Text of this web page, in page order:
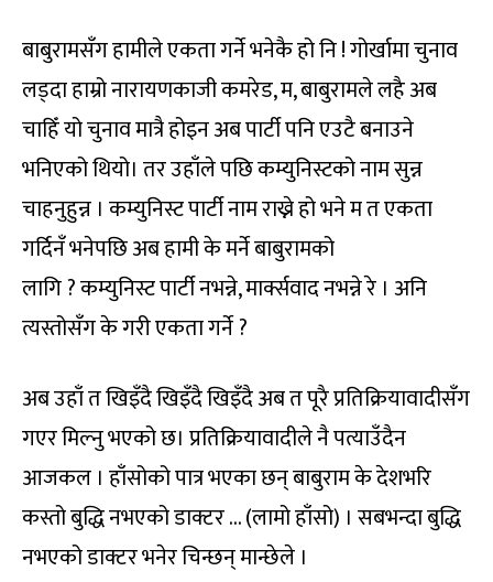
बाबुरामसँग हामीले एकता गर्ने भनेकै हो नि ! गोर्खामा चुनाव
लड्दा हाम्रो नारायणकाजी कमरेड, म, बाबुरामले लहै अब
चाहिँ यो चुनाव मात्रै होइन अब पार्टी पनि एउटै बनाउने
भनिएको थियो। तर उहाँले पछि कम्युनिस्टको नाम सुन्न
चाहनुहुन्न । कम्युनिस्ट पार्टी नाम राख्ने हो भने म त एकता
गर्दिनँ भनेपछि अब हामी के मर्ने बाबुरामको
लागि ? कम्युनिस्ट पार्टी नभन्ने, मार्क्सवाद नभन्ने रे । अनि
त्यस्तोसँग के गरी एकता गर्ने ?
अब उहाँ त खिइँदै खिइँदै खिइँदै अब त पूरै प्रतिक्रियावादीसँग
गएर मिल्नु भएको छ। प्रतिक्रियावादीले नै पत्याउँदैन
आजकल । हाँसोको पात्र भएका छन् बाबुराम के देशभरि
कस्तो बुद्धि नभएको डाक्टर … (लामो हाँसो) । सबभन्दा बुद्धि
नभएको डाक्टर भनेर चिन्छन् मान्छेले ।